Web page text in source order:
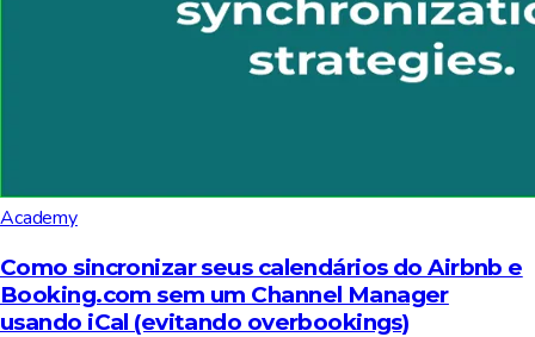
Academy
Como sincronizar seus calendários do Airbnb e
Booking.com sem um Channel Manager
usando iCal (evitando overbookings)